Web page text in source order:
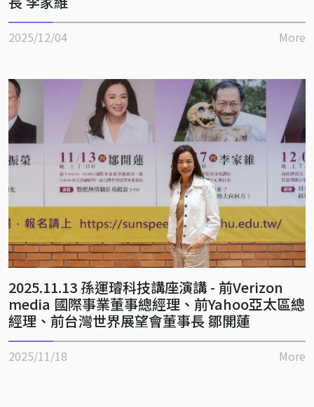
2025/12/04 More
2025.11.13 孫運璿科技講座演講 - 前Verizon
media 國際事業董事總經理、前Yahoo亞太區總
經理、前台灣世界展望會董事長 鄒開蓮
2025/11/18 More